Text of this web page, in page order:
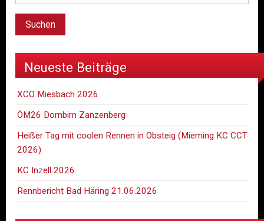
Neueste Beiträge
XCO Miesbach 2026
ÖM26 Dornbirn Zanzenberg
Heißer Tag mit coolen Rennen in Obsteig (Mieming KC CCT
2026)
KC Inzell 2026
Rennbericht Bad Häring 21.06.2026